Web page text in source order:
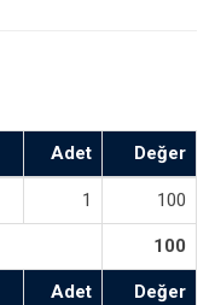
Adet Değer
1 100
100
Adet Değer